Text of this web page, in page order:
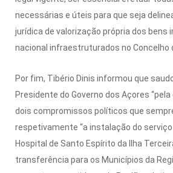
necessárias e úteis para que seja
jurídica de valorização própria dos bens
nacional infraestruturados no Concelho
Por fim, Tibério Dinis informou que
Presidente do Governo dos Açores
dois compromissos políticos que
respetivamente “a instalação do
Hospital de Santo Espírito da Ilha
transferência para os Municípios da